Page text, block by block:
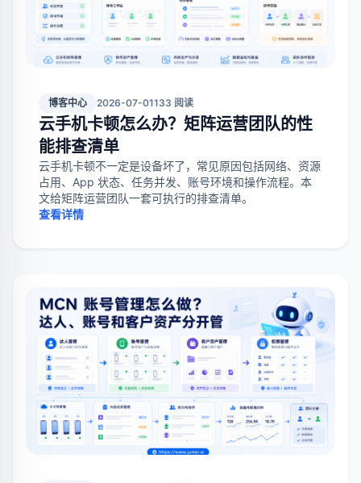
博客中心 2026-07-01133 阅读
云手机卡顿怎么办？矩阵运营团队的性
能排查清单
云手机卡顿不一定是设备坏了，常见原因包括网络、资源
占用、App 状态、任务并发、账号环境和操作流程。本
文给矩阵运营团队一套可执行的排查清单。
查看详情